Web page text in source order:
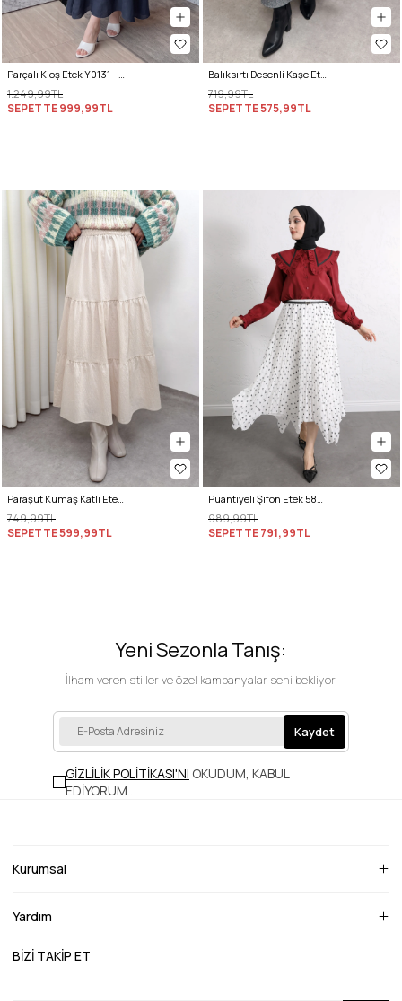
1.249,99TL
SEPETTE999,99TL
719,99TL
SEPETTE575,99TL
749,99TL
SEPETTE599,99TL
989,99TL
SEPETTE791,99TL
Yeni Sezonla Tanış:
İlham veren stiller ve özel kampanyalar seni bekliyor.
Kaydet
GİZLİLİK POLİTİKASI'NI OKUDUM, KABUL
EDİYORUM.
Kurumsal
Yardım
BİZİ TAKİP ET